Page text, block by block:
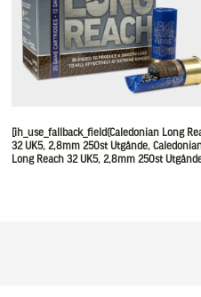
[ih_use_fallback_field(Caledonian Long
32 UK5, 2,8mm 250st Utgånde,
Long Reach 32 UK5, 2,8mm 250st